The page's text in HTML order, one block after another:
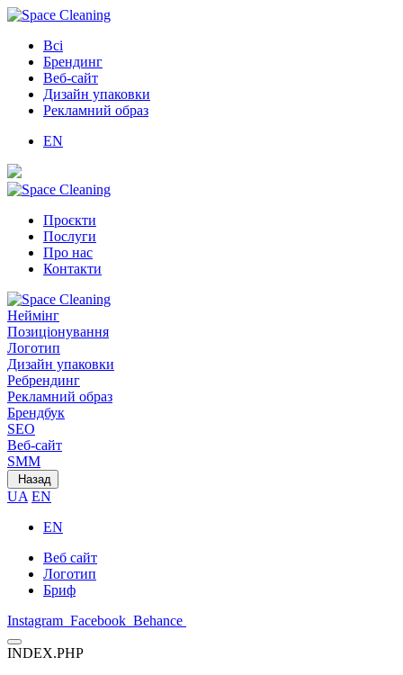
Всі
Брендинг
Веб-сайт
Дизайн упаковки
Рекламний образ
EN
Проєкти
Послуги
Про нас
Контакти
Неймінг
Позиціонування
Логотип
Дизайн упаковки
Ребрендинг
Рекламний образ
Брендбук
SEO
Веб-сайт
SMM
Назад
UA EN
EN
Веб сайт
Логотип
Бриф
Instagram Facebook Behance
INDEX.PHP